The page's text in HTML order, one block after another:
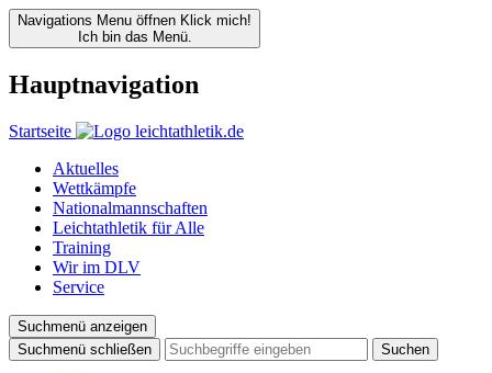
Navigations Menu öffnen Klick mich!
Ich bin das Menü.
Hauptnavigation
Startseite
Aktuelles
Wettkämpfe
Nationalmannschaften
Leichtathletik für Alle
Training
Wir im DLV
Service
Suchmenü anzeigen
Suchmenü schließen
Suchen